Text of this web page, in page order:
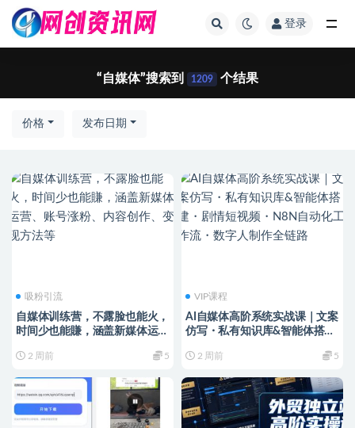
登录
“自媒体”搜索到 1209 个结果
价格 发布日期
吸粉引流
自媒体训练营，不露脸也能火，
时间少也能賺，涵盖新媒体运
方法等
2 周前 5
VIP课程
AI自媒体高阶系统实战课｜文案
仿写・私有知识库&智能体搭
工作流・数字人制作全链路
2 周前 5